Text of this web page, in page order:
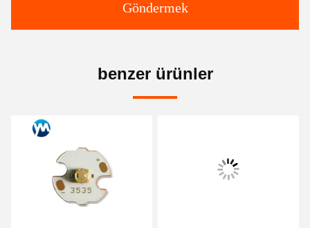
Göndermek
benzer ürünler